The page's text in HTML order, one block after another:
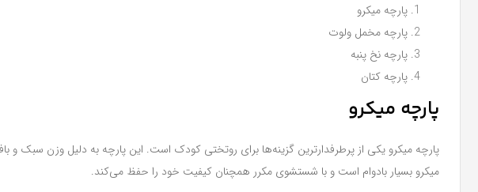
پارچه میکرو
پارچه مخمل ولوت
پارچه نخ پنبه
پارچه کتان
پارچه میکرو
پارچه میکرو یکی از پرطرفدارترین گزینه‌ها برای روتختی کودک است. این پارچه به دلیل وزن سبک و
میکرو بسیار بادوام است و با شستشوی مکرر همچنان کیفیت خود را حفظ می‌کند.